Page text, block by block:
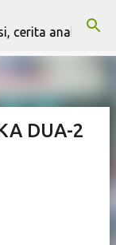
anak,
DUA-2